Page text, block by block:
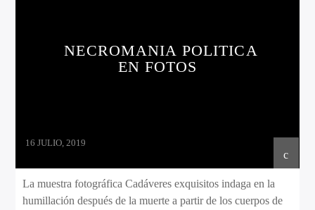
NECROMANIA POLITICA
EN FOTOS
16 JULIO, 2019
La muestra fotográfica Cadáveres exquisitos indaga en la
humillación después de la muerte a partir de los cuerpos de